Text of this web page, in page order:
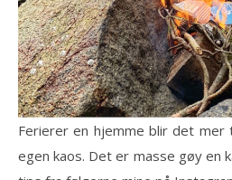
Ferierer en hjemme blir det mer
egen kaos. Det er masse gøy en